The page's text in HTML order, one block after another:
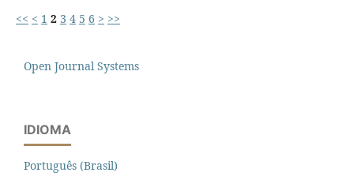
<< < 1 2 3 4 5 6 > >>
Open Journal Systems
IDIOMA
Português (Brasil)